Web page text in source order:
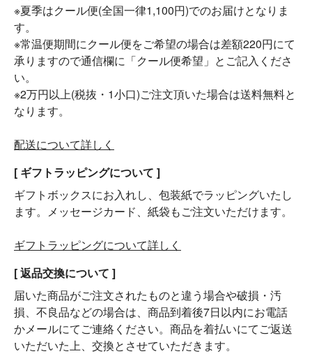
※夏季はクール便(全国一律1,100円)でのお届けとなりま
す。
※常温便期間にクール便をご希望の場合は差額220円にて
承りますので通信欄に「クール便希望」とご記入くださ
い。
※2万円以上(税抜・1小口)ご注文頂いた場合は送料無料と
なります。
配送について詳しく
[ ギフトラッピングについて ]
ギフトボックスにお入れし、包装紙でラッピングいたし
ます。メッセージカード、紙袋もご注文いただけます。
ギフトラッピングについて詳しく
[ 返品交換について ]
届いた商品がご注文されたものと違う場合や破損・汚
損、不良品などの場合は、商品到着後7日以内にお電話
かメールにてご連絡ください。商品を着払いにてご返送
いただいた上、交換とさせていただきます。